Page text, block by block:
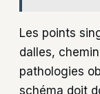
Les points
dalles,
pathologies
schéma doit